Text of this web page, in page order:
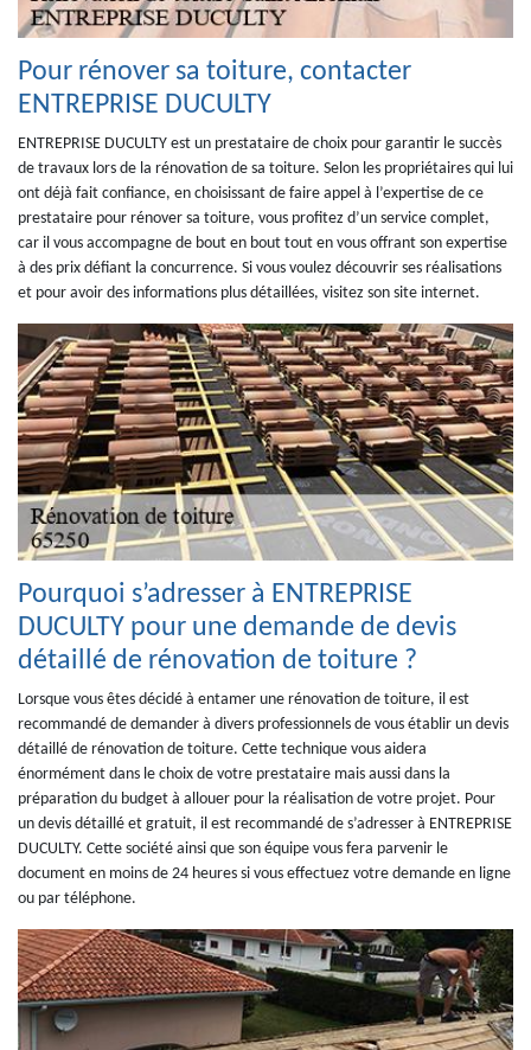
Pour rénover sa toiture, contacter
ENTREPRISE DUCULTY
ENTREPRISE DUCULTY est un prestataire de choix pour garantir le succès
de travaux lors de la rénovation de sa toiture. Selon les propriétaires qui lui
ont déjà fait confiance, en choisissant de faire appel à l’expertise de ce
prestataire pour rénover sa toiture, vous profitez d’un service complet,
car il vous accompagne de bout en bout tout en vous offrant son expertise
à des prix défiant la concurrence. Si vous voulez découvrir ses réalisations
et pour avoir des informations plus détaillées, visitez son site internet.
Pourquoi s’adresser à ENTREPRISE
DUCULTY pour une demande de devis
détaillé de rénovation de toiture ?
Lorsque vous êtes décidé à entamer une rénovation de toiture, il est
recommandé de demander à divers professionnels de vous établir un devis
détaillé de rénovation de toiture. Cette technique vous aidera
énormément dans le choix de votre prestataire mais aussi dans la
préparation du budget à allouer pour la réalisation de votre projet. Pour
un devis détaillé et gratuit, il est recommandé de s’adresser à ENTREPRISE
DUCULTY. Cette société ainsi que son équipe vous fera parvenir le
document en moins de 24 heures si vous effectuez votre demande en ligne
ou par téléphone.